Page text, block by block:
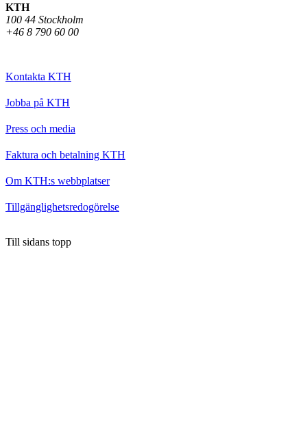
KTH
100 44 Stockholm
+46 8 790 60 00
Kontakta KTH
Jobba på KTH
Press och media
Faktura och betalning KTH
Om KTH:s webbplatser
Tillgänglighetsredogörelse
Till sidans topp